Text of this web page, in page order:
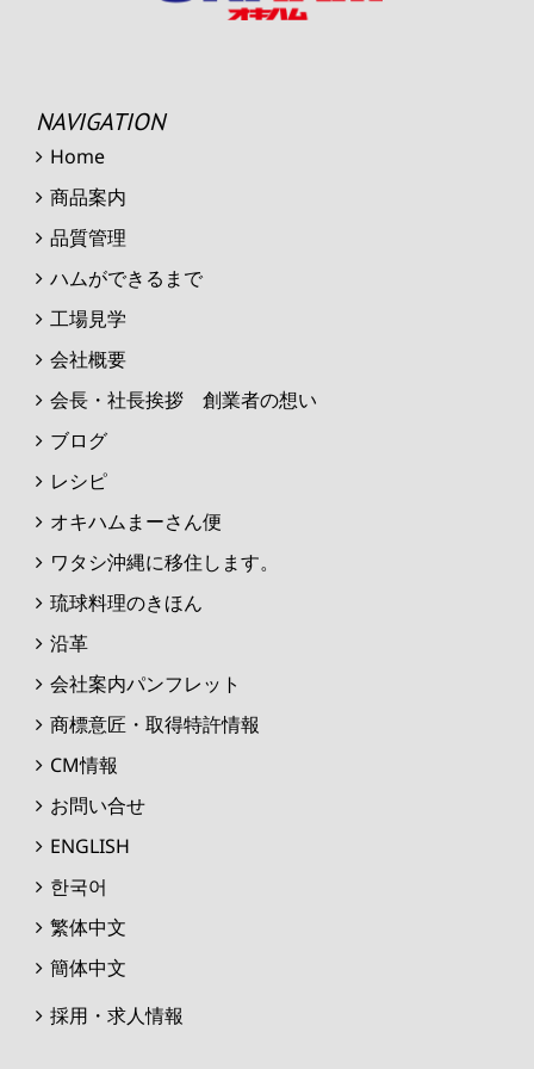
NAVIGATION
Home
商品案内
品質管理
ハムができるまで
工場見学
会社概要
会長・社長挨拶 創業者の想い
ブログ
レシピ
オキハムまーさん便
ワタシ沖縄に移住します。
琉球料理のきほん
沿革
会社案内パンフレット
商標意匠・取得特許情報
CM情報
お問い合せ
ENGLISH
한국어
繁体中文
簡体中文
採用・求人情報